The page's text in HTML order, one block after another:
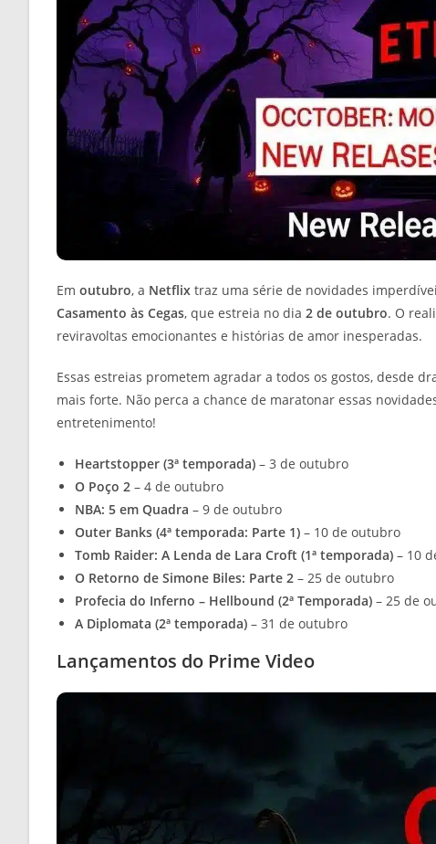
Em outubro, a Netflix traz uma série de novidades
Casamento às Cegas, que estreia no dia 2 de outubro. O
reviravoltas emocionantes e histórias de amor inesperadas.
Essas estreias prometem agradar a todos os gostos, desde
mais forte. Não perca a chance de maratonar essas
entretenimento!
Heartstopper (3ª temporada) – 3 de outubro
O Poço 2 – 4 de outubro
NBA: 5 em Quadra – 9 de outubro
Outer Banks (4ª temporada: Parte 1) – 10 de outubro
Tomb Raider: A Lenda de Lara Croft (1ª temporada) – 10
O Retorno de Simone Biles: Parte 2 – 25 de outubro
Profecia do Inferno – Hellbound (2ª Temporada) – 25 de
A Diplomata (2ª temporada) – 31 de outubro
Lançamentos do Prime Video